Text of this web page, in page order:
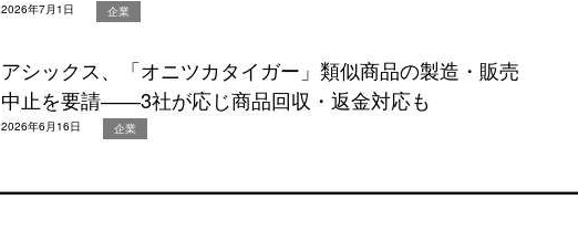
2026年7月1日 企業
アシックス、「オニツカタイガー」類似商品の製造・販売
中止を要請――3社が応じ商品回収・返金対応も
2026年6月16日 企業